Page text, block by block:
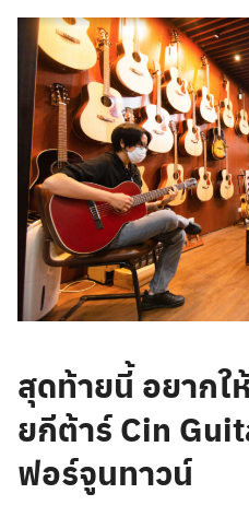
สุดท้ายนี้ อยากใ
ยกีต้าร์ Cin
ฟอร์จูนทาวน์